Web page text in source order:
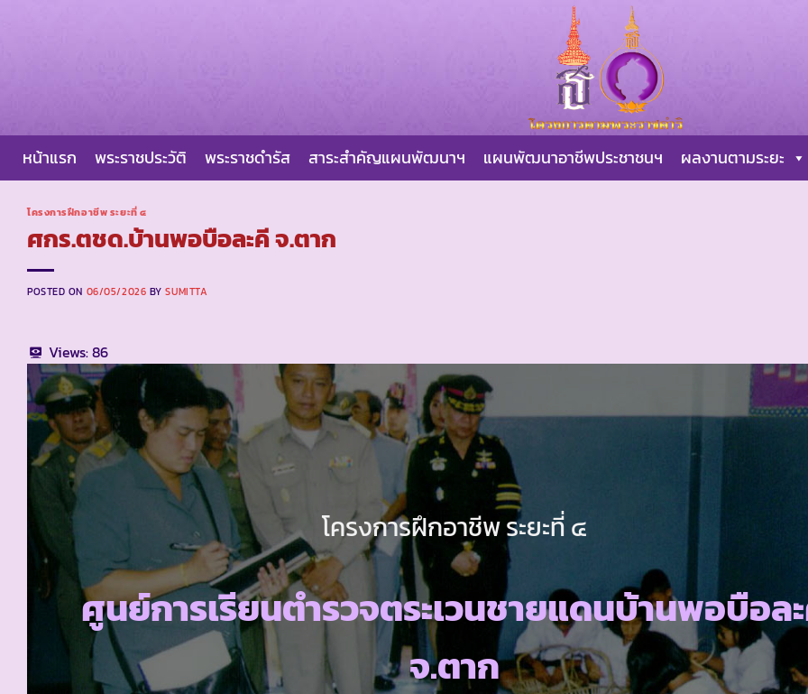
หน้าแรก พระราชประวัติ พระราชดำรัส สาระสำคัญแผนพัฒนาฯ แผนพัฒนาอาชีพประชาชนฯ ผลงานตามระยะ
โครงการฝึกอาชีพ ระยะที่ ๔
ศกร.ตชด.บ้านพอบือละคี จ.ตาก
POSTED ON 06/05/2026 BYSUMITTA
Views:86
โครงการฝึกอาชีพ ระยะที่ ๔
ศูนย์การเรียนตำรวจตระเวนชายแดนบ้านพอบือล
จ.ตาก